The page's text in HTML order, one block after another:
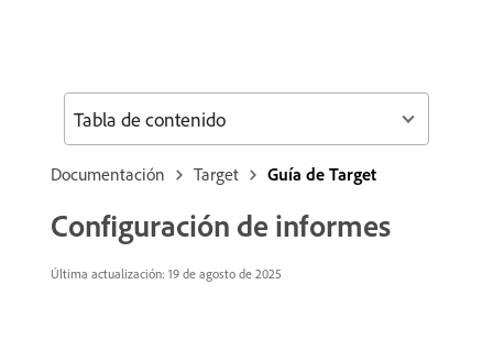
Documentación Target Guía de Target
Configuración de informes
Última actualización: 19 de agosto de 2025
Tabla de contenido